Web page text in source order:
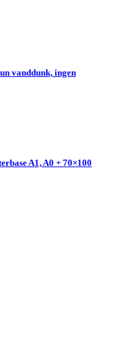
vanddunk, ingen
A1, A0 + 70×100